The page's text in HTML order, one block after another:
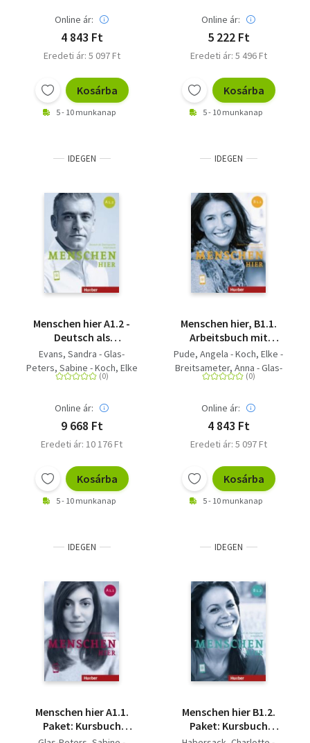
Online ár:
4 843 Ft
Eredeti ár: 5 097 Ft
Kosárba
5 - 10 munkanap
Audios online
Online ár:
5 222 Ft
Eredeti ár: 5 496 Ft
Kosárba
5 - 10 munkanap
IDEGEN
Menschen hier A1.2 -
Deutsch als
Zweitsprache / Paket:
Kursbuch Menschen
und Arbeitsbuch
Audios online
Evans, Sandra - Glas-
Peters, Sabine - Koch, Elke
- Pude, Angela - Reimann,
Online ár:
9 668 Ft
Eredeti ár: 10 176 Ft
Kosárba
5 - 10 munkanap
IDEGEN
Menschen hier, B1.1.
Arbeitsbuch mit
Audios online -
Deutsch als
Zweitsprache
Pude, Angela - Koch, Elke -
Breitsameter, Anna - Glas-
Peters, Sabine
Online ár:
4 843 Ft
Eredeti ár: 5 097 Ft
Kosárba
5 - 10 munkanap
IDEGEN
Menschen hier A1.1.
Paket: Kursbuch
Menschen und
IDEGEN
Menschen hier B1.2.
Paket: Kursbuch
Menschen und